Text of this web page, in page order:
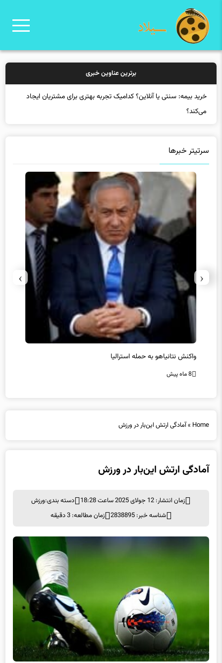
برترین عناوین خبری
خرید بیمه: سنتی یا آنلاین؟ کدامیک تجربه بهتری برای مشتریان ایجاد
می‌کند؟
سرتیتر خبرها
واکنش نتانیاهو به حمله استرالیا
8 ماه پیش
‹
›
Home
»آمادگی ارتش این‌بار در ورزش
آمادگی ارتش این‌بار در ورزش
زمان انتشار: 12 جولای 2025 ساعت 18:28 دسته بندی:ورزش
شناسه خبر: 2838895
زمان مطالعه: 3 دقیقه